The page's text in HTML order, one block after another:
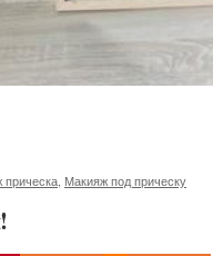
Макияж под прическу